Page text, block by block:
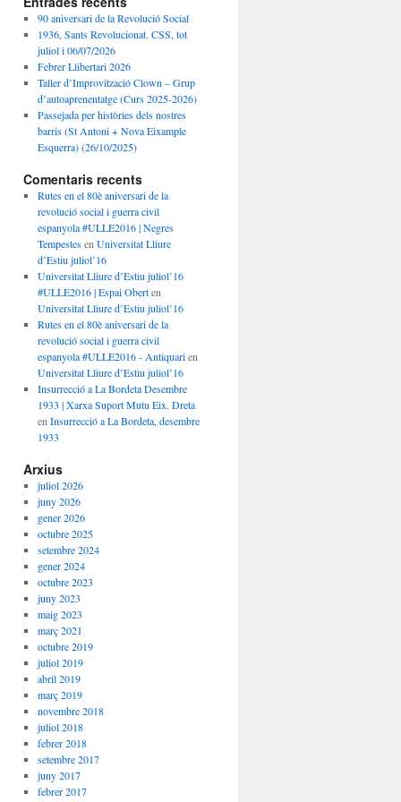
90 aniversari de la Revolució Social
1936, Sants Revolucionat. CSS, tot
juliol i 06/07/2026
Febrer Llibertari 2026
Taller d’Improvització Clown – Grup
d’autoaprenentatge (Curs 2025-2026)
Passejada per històries dels nostres
barris (St Antoni + Nova Eixample
Esquerra) (26/10/2025)
Comentaris recents
Rutes en el 80è aniversari de la
revolució social i guerra civil
espanyola #ULLE2016 | Negres
Tempestesen Universitat Lliure
d’Estiu juliol’16
Universitat Lliure d’Estiu juliol’16
#ULLE2016 | Espai Oberten
Universitat Lliure d’Estiu juliol’16
Rutes en el 80è aniversari de la
revolució social i guerra civil
espanyola #ULLE2016 - Antiquarien
Universitat Lliure d’Estiu juliol’16
Insurrecció a La Bordeta Desembre
1933 | Xarxa Suport Mutu Eix. Dreta
en Insurrecció a La Bordeta, desembre
1933
Arxius
juliol 2026
juny 2026
gener 2026
octubre 2025
setembre 2024
gener 2024
octubre 2023
juny 2023
maig 2023
març 2021
octubre 2019
juliol 2019
abril 2019
març 2019
novembre 2018
juliol 2018
febrer 2018
setembre 2017
juny 2017
febrer 2017